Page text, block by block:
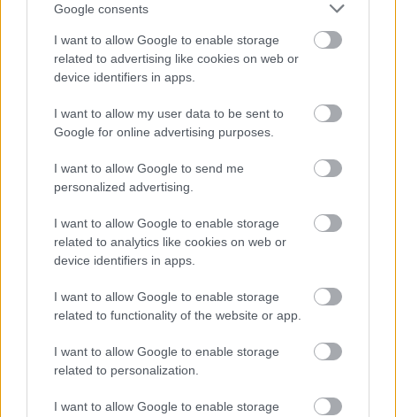
Google consents
I want to allow Google to enable storage
related to advertising like cookies on web or
device identifiers in apps.
I want to allow my user data to be sent to
Google for online advertising purposes.
I want to allow Google to send me
personalized advertising.
I want to allow Google to enable storage
related to analytics like cookies on web or
device identifiers in apps.
I want to allow Google to enable storage
related to functionality of the website or app.
I want to allow Google to enable storage
related to personalization.
I want to allow Google to enable storage
Πώς η στάση του σώματος ενισχύει τη θετική διάθεση
και την ανάληψη ρίσκου
Ο καλός ύπνος μπορεί να συμβάλλει στην καλή